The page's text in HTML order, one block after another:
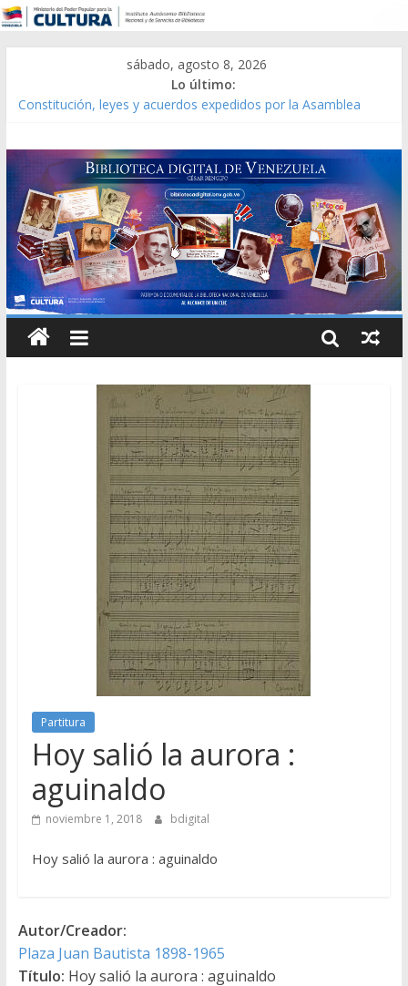
sábado, agosto 8, 2026
Lo último:
Constitución, leyes y acuerdos expedidos por la Asamblea
Modesta Bor Sánchez [material gráfico]
Gaceta Oficial de la República de Venezuela año CXXXIII Mes V,
Caracas 09 de marzo de 2006 N° 38.394
Catálogo temático de obras de Modesta Bor
Partitura
Hoy salió la aurora :
aguinaldo
noviembre 1, 2018 bdigital
Hoy salió la aurora : aguinaldo
Autor/Creador:
Plaza Juan Bautista 1898-1965
Título: Hoy salió la aurora : aguinaldo